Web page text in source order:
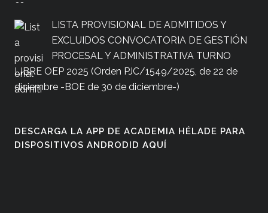
LISTA PROVISIONAL DE ADMITIDOS Y
EXCLUIDOS CONVOCATORIA DE GESTIÓN
PROCESAL Y ADMINISTRATIVA TURNO
LIBRE OEP 2025 (Orden PJC/1549/2025, de 22 de
diciembre -BOE de 30 de diciembre-)
DESCARGA LA APP DE ACADEMIA HÉLADE PARA
DISPOSITIVOS ANDRODID AQUÍ